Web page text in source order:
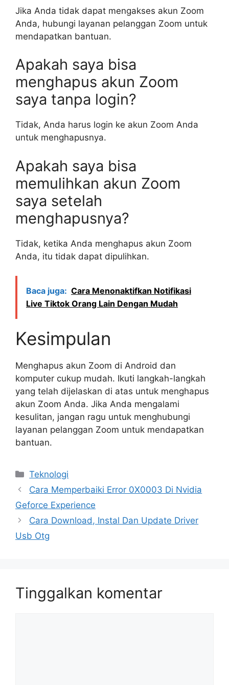
Jika Anda tidak dapat mengakses akun Zoom
Anda, hubungi layanan pelanggan Zoom untuk
mendapatkan bantuan.
Apakah saya bisa
menghapus akun Zoom
saya tanpa login?
Tidak, Anda harus login ke akun Zoom Anda
untuk menghapusnya.
Apakah saya bisa
memulihkan akun Zoom
saya setelah
menghapusnya?
Tidak, ketika Anda menghapus akun Zoom
Anda, itu tidak dapat dipulihkan.
Baca juga: Cara Menonaktifkan Notifikasi
Live Tiktok Orang Lain Dengan Mudah
Kesimpulan
Menghapus akun Zoom di Android dan
komputer cukup mudah. Ikuti langkah-langkah
yang telah dijelaskan di atas untuk menghapus
akun Zoom Anda. Jika Anda mengalami
kesulitan, jangan ragu untuk menghubungi
layanan pelanggan Zoom untuk mendapatkan
bantuan.
Kategori
Teknologi
Cara Memperbaiki Error 0X0003 Di Nvidia
Geforce Experience
Cara Download, Instal Dan Update Driver
Usb Otg
Tinggalkan komentar